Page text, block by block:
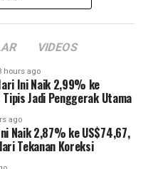
VIDEOS
hours ago
Ini Naik 2,99% ke
Jadi Penggerak Utama
ago
Naik 2,87% ke US$74,67,
Tekanan Koreksi